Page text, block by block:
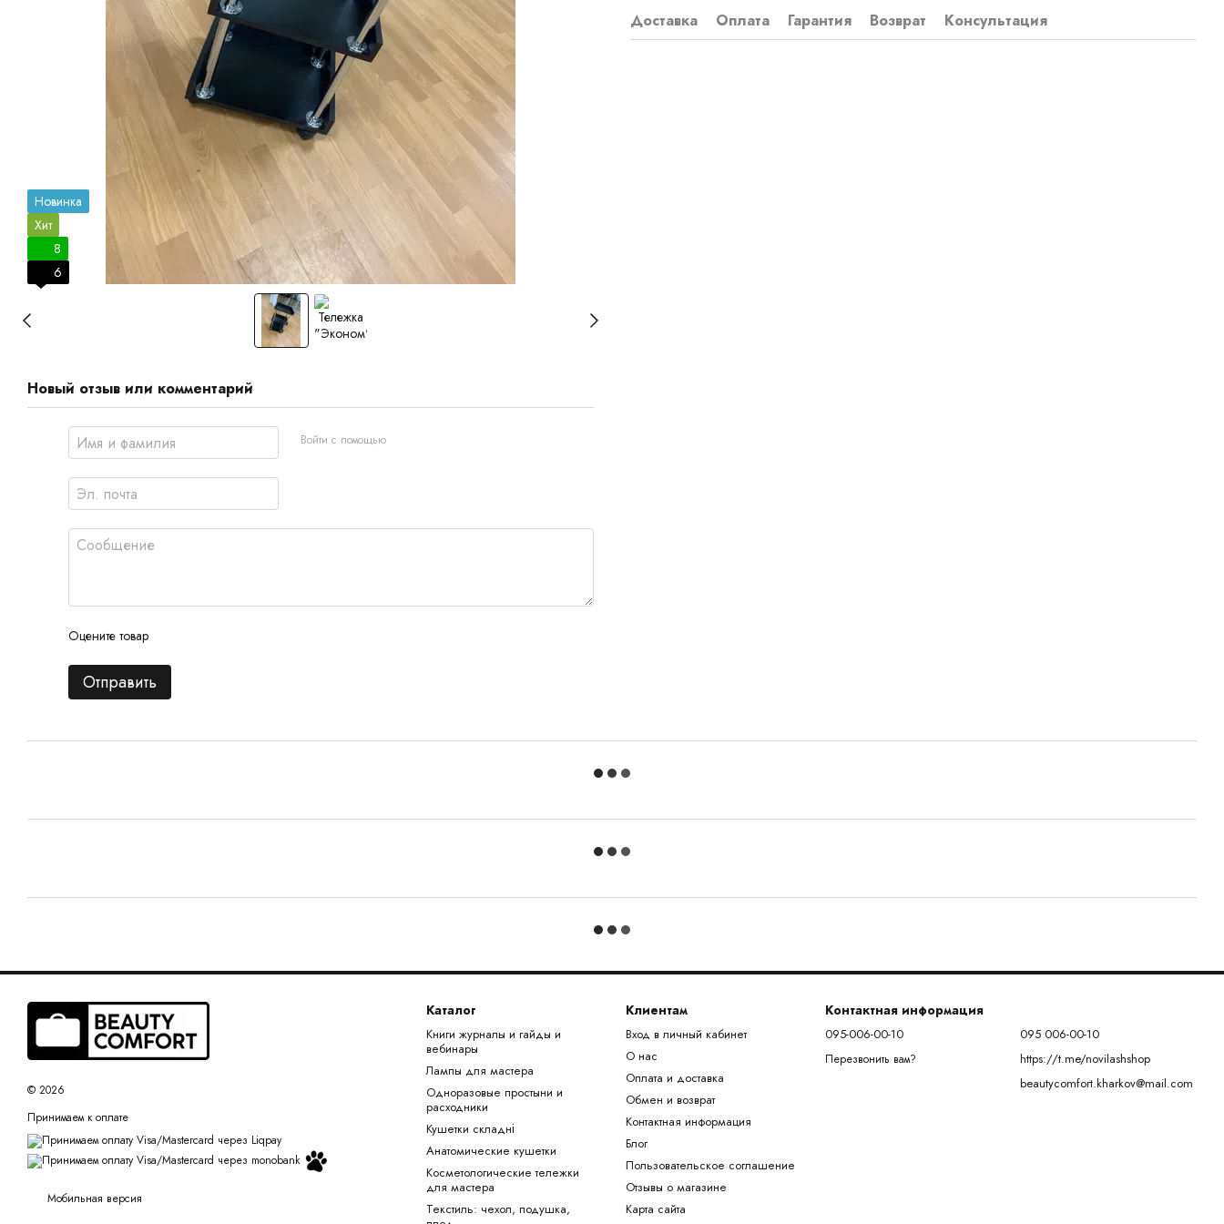
Новинка
Хит
8
6
Новый отзыв или комментарий
Войти с помощью
Оцените товар
Отправить
Доставка Оплата Гарантия Возврат Консультация
© 2026
Принимаем к оплате
Мобильная версия
Каталог
Книги журналы и гайды и
вебинары
Лампы для мастера
Одноразовые простыни и
расходники
Кушетки складні
Анатомические кушетки
Косметологические тележки
для мастера
Текстиль: чехол, подушка,
Клиентам
Вход в личный кабинет
О нас
Оплата и доставка
Обмен и возврат
Контактная информация
Блог
Пользовательское соглашение
Отзывы о магазине
Карта сайта
Контактная информация
095-006-00-10
Перезвонить вам?
095 006-00-10
https://t.me/novilashshop
beautycomfort.kharkov@mail.com